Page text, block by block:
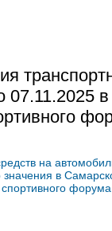
07.11.2025 в
на
в